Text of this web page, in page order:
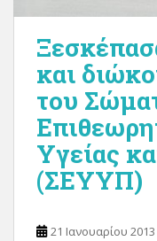
και
του
Υγείας
(ΣΕΥΥΠ)
21 Ιανουαρίου 2013